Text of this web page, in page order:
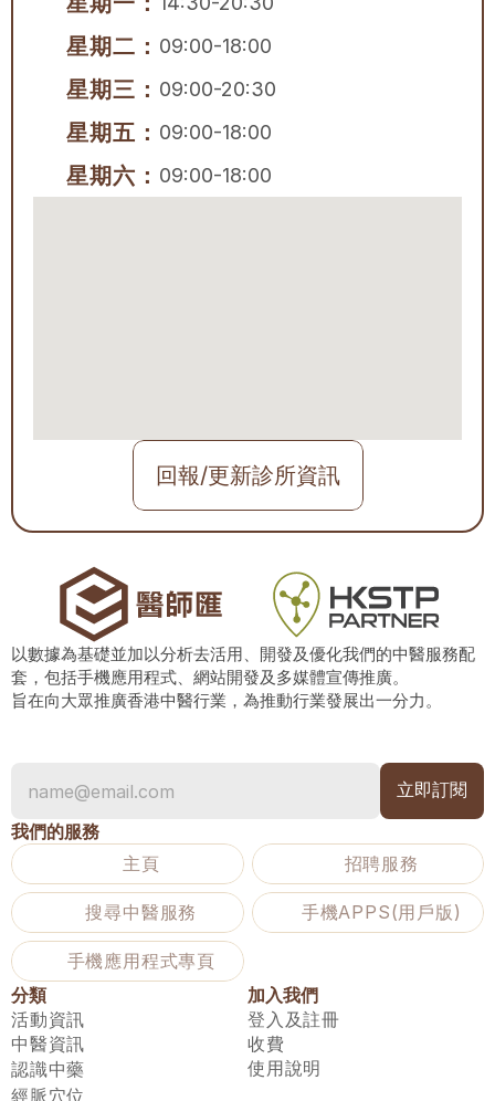
星期二： 09:00-18:00
星期三： 09:00-20:30
星期五： 09:00-18:00
星期六： 09:00-18:00
回報/更新診所資訊
以數據為基礎並加以分析去活用、開發及優化我們的中醫服務配
套，包括手機應用程式、網站開發及多媒體宣傳推廣。
旨在向大眾推廣香港中醫行業，為推動行業發展出一分力。
我們的服務
主頁
招聘服務
搜尋中醫服務 手機APPS(用戶版)
手機應用程式專頁
分類
活動資訊
中醫資訊
認識中藥
經脈穴位
加入我們
登入及註冊
收費
使用說明